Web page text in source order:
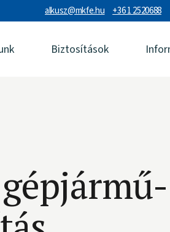
alkusz@mkfe.hu +36 1 2520688
Biztosítások